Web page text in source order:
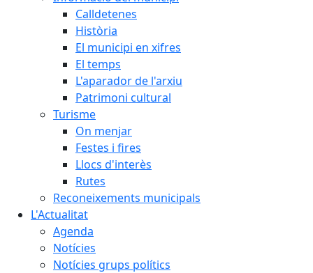
Calldetenes
Història
El municipi en xifres
El temps
L'aparador de l'arxiu
Patrimoni cultural
Turisme
On menjar
Festes i fires
Llocs d'interès
Rutes
Reconeixements municipals
L'Actualitat
Agenda
Notícies
Notícies grups polítics